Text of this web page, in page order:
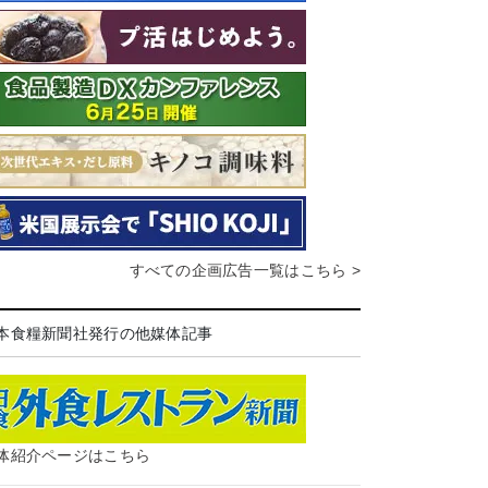
すべての企画広告一覧はこちら >
食糧新聞社発行の他媒体記事
紹介ページはこちら